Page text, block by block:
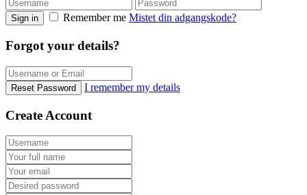
Sign in Remember me Mistet din adgangskode?
Forgot your details?
Reset Password I remember my details
Create Account